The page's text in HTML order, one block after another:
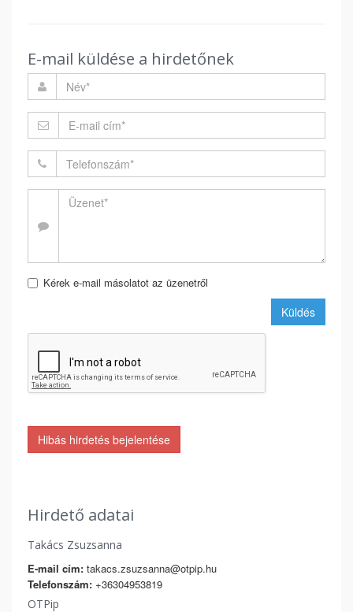
E-mail küldése a hirdetőnek
Kérek e-mail másolatot az üzenetről
Küldés
Hibás hirdetés bejelentése
Hirdető adatai
Takács Zsuzsanna
E-mail cím: takacs.zsuzsanna@otpip.hu
Telefonszám: +36304953819
OTPip